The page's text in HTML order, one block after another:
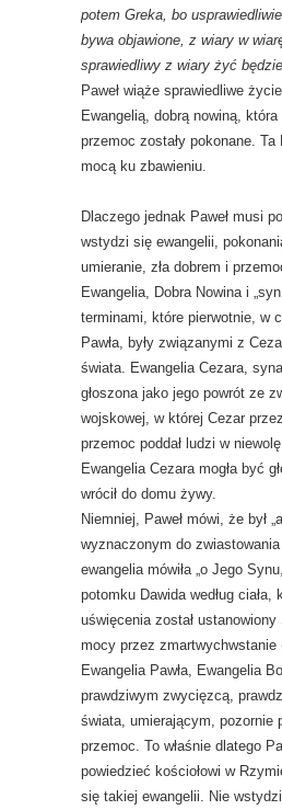
potem Greka, bo
bywa objawione, z wiary w
sprawiedliwy z wiary żyć będzie
Paweł wiąże sprawiedliwe
Ewangelią, dobrą nowiną, która
przemoc zostały pokonane. Ta
mocą ku zbawieniu.
Dlaczego jednak Paweł musi
wstydzi się ewangelii,
umieranie, zła dobrem i
Ewangelia, Dobra Nowina i
terminami, które pierwotnie, w
Pawła, były związanymi z
świata. Ewangelia Cezara,
głoszona jako jego powrót ze
wojskowej, w której Cezar
przemoc poddał ludzi w
Ewangelia Cezara mogła być
wrócił do domu żywy.
Niemniej, Paweł mówi, że był
wyznaczonym do
ewangelia mówiła „o Jego
potomku Dawida według ciała,
uświęcenia został
mocy przez zmartwychwstanie
Ewangelia Pawła, Ewangelia
prawdziwym zwycięzcą,
świata, umierającym, pozornie
przemoc. To właśnie dlatego
powiedzieć kościołowi w
się takiej ewangelii. Nie